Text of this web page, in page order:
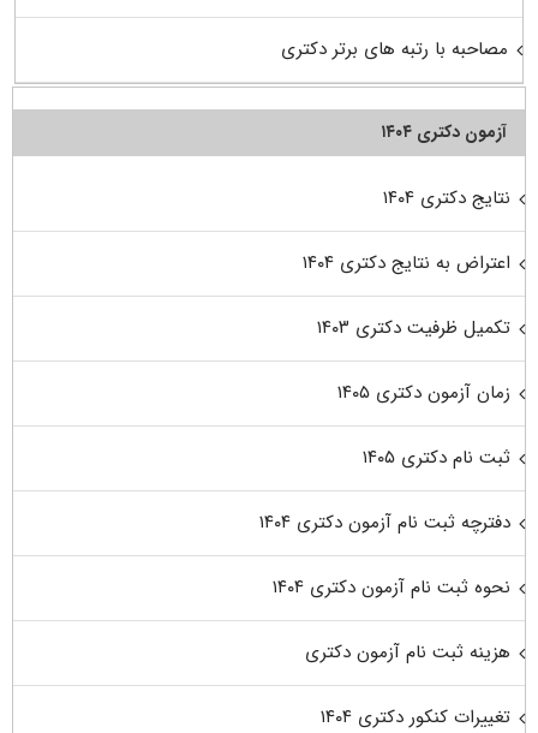
مصاحبه با رتبه های برتر دکتری
آزمون دکتری ۱۴۰۴
نتایج دکتری ۱۴۰۴
اعتراض به نتایج دکتری ۱۴۰۴
تکمیل ظرفیت دکتری ۱۴۰۳
زمان آزمون دکتری ۱۴۰۵
ثبت نام دکتری ۱۴۰۵
دفترچه ثبت نام آزمون دکتری ۱۴۰۴
نحوه ثبت نام آزمون دکتری ۱۴۰۴
هزینه ثبت نام آزمون دکتری
تغییرات کنکور دکتری ۱۴۰۴